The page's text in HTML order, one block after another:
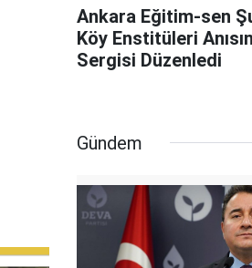
Ankara Eğitim-sen
Köy Enstitüleri
Sergisi Düzenledi
Gündem